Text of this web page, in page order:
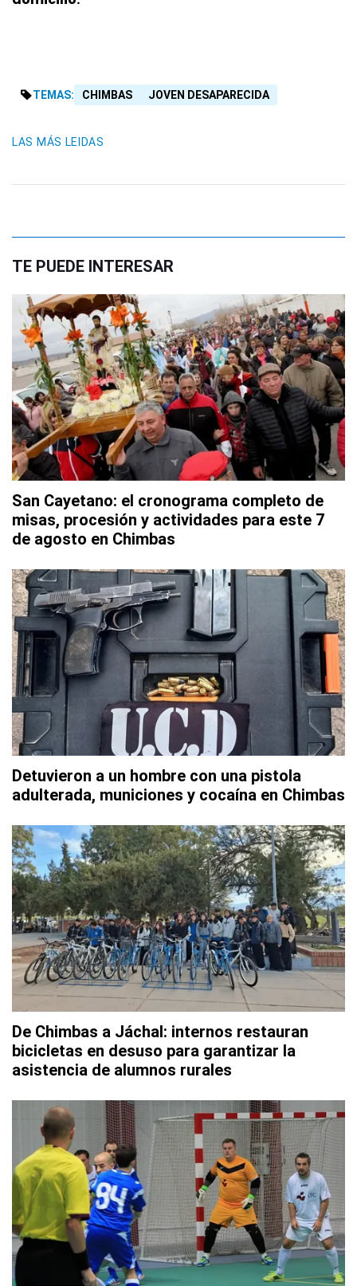
TEMAS: CHIMBAS JOVEN DESAPARECIDA
LAS MÁS LEIDAS
TE PUEDE INTERESAR
San Cayetano: el cronograma completo de
misas, procesión y actividades para este 7
de agosto en Chimbas
Detuvieron a un hombre con una pistola
adulterada, municiones y cocaína en Chimbas
De Chimbas a Jáchal: internos restauran
bicicletas en desuso para garantizar la
asistencia de alumnos rurales